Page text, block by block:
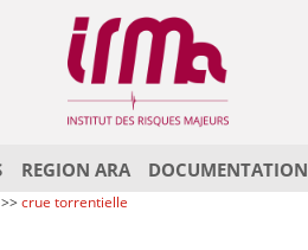
REGION ARA DOCUMENTATION
>>crue torrentielle